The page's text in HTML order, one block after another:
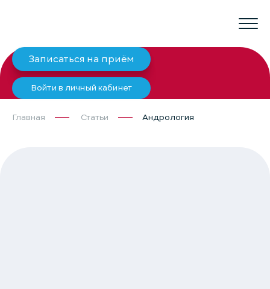
Записаться на приём
Войти в личный кабинет
Главная Статьи Андрология